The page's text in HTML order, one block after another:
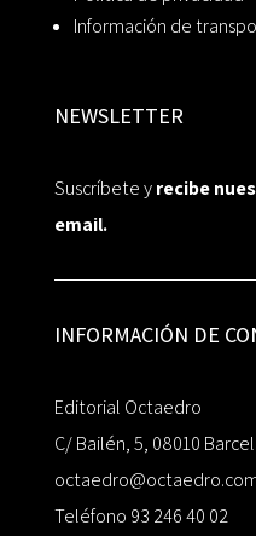
Información de
NEWSLETTER
Suscríbete yrecibe
email.
INFORMACIÓN DE
Editorial Octaedro
C/ Bailén, 5, 08010
Teléfono 93 246 40 02